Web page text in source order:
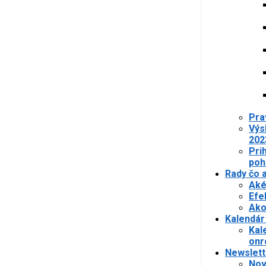
Rady čo